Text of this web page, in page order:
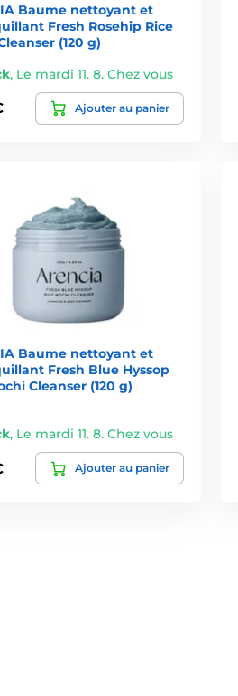
Baume nettoyant et
Fresh Rosehip Rice
(120 g)
, Le mardi 11. 8. Chez vous
Ajouter au panier
Baume nettoyant et
Fresh Blue Hyssop
Cleanser (120 g)
, Le mardi 11. 8. Chez vous
Ajouter au panier